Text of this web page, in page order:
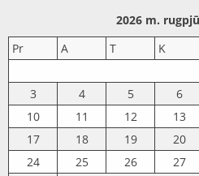
2026 m.
Pr
A T K
3
4 5 6
10
11 12 13
17
18 19 20
24
25 26 27